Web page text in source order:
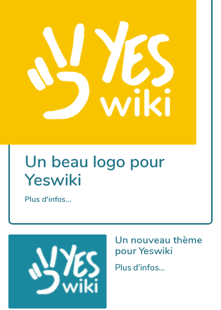
Un beau logo pour
Yeswiki
Plus d'infos...
Un nouveau thème
pour Yeswiki
Plus d'infos...